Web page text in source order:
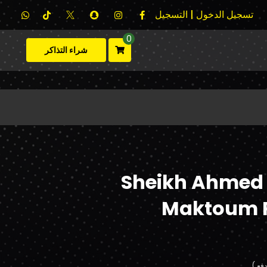
تسجيل الدخول | التسجيل
0
شراء التذاكر
Sheikh
Maktoum